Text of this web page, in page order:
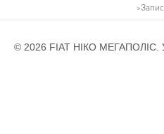
© 2026 FIAT НІКО МЕГАПОЛІС.